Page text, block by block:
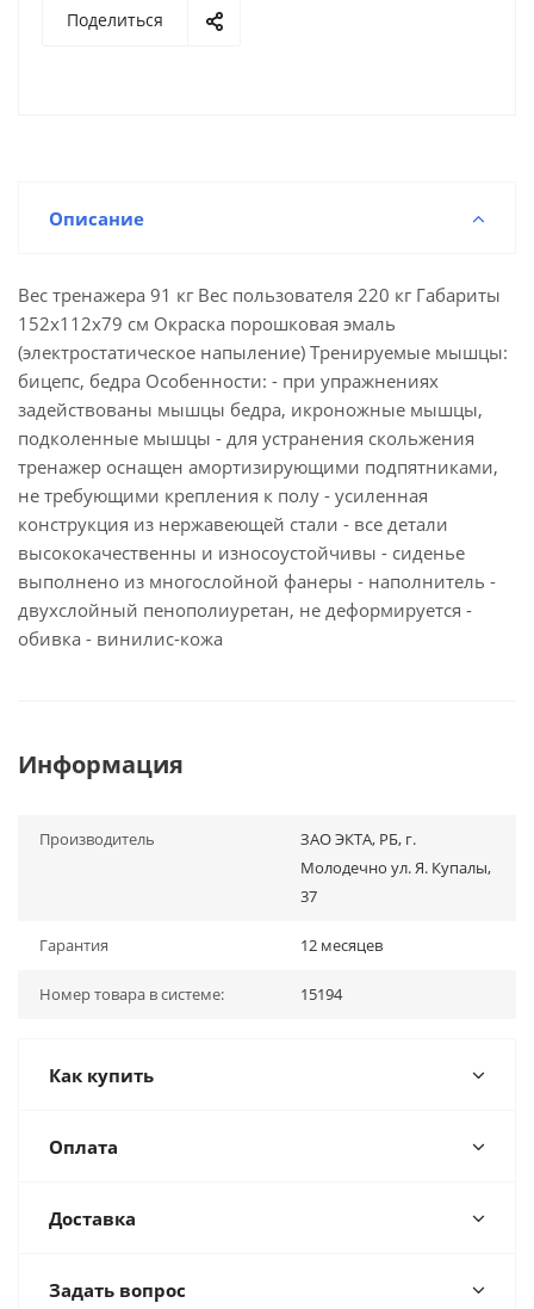
Поделиться
Описание
Вес тренажера 91 кг Вес пользователя 220 кг Габариты
152х112х79 см Окраска порошковая эмаль
(электростатическое напыление) Тренируемые мышцы:
бицепс, бедра Особенности: - при упражнениях
задействованы мышцы бедра, икроножные мышцы,
подколенные мышцы - для устранения скольжения
тренажер оснащен амортизирующими подпятниками,
не требующими крепления к полу - усиленная
конструкция из нержавеющей стали - все детали
высококачественны и износоустойчивы - сиденье
выполнено из многослойной фанеры - наполнитель -
двухслойный пенополиуретан, не деформируется -
обивка - винилис-кожа
Информация
Производитель
ЗАО ЭКТА, РБ, г.
Молодечно ул. Я. Купалы,
37
Гарантия 12 месяцев
Номер товара в системе: 15194
Как купить
Оплата
Доставка
Задать вопрос